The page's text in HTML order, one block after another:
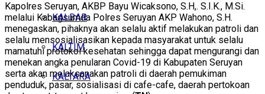
KALBAR
KALTIM
KALTARA
Kapolres Seruyan, AKBP Bayu Wicaksono, S.H,. S.I.K., M.Si.
melalui Kabagsumda Polres Seruyan AKP Wahono, S.H.
menegaskan, pihaknya akan selalu aktif melakukan patroli dan
selalu mensosialisasikan kepada masyarakat untuk selalu
mamatuhi protokol kesehatan sehingga dapat mengurangi dan
menekan angka penularan Covid-19 di Kabupaten Seruyan
serta akan melaksanakan patroli di daerah pemukiman
penduduk, pasar, sosialisasi di cafe-cafe, daerah pertokoan